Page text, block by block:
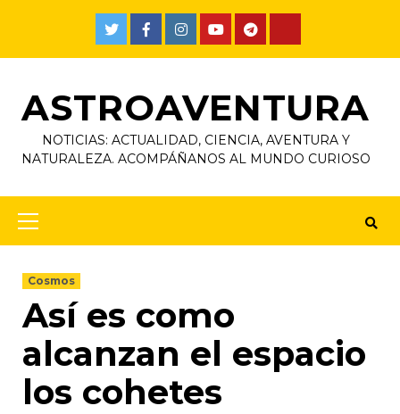
ASTROAVENTURA
NOTICIAS: ACTUALIDAD, CIENCIA, AVENTURA Y
NATURALEZA. ACOMPÁÑANOS AL MUNDO CURIOSO
Cosmos
Así es como
alcanzan el espacio
los cohetes